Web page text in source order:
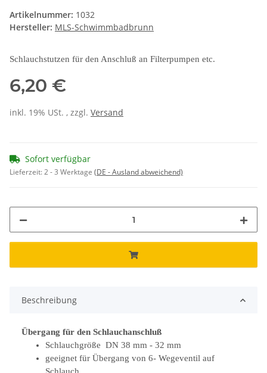
Artikelnummer: 1032
Hersteller: MLS-Schwimmbadbrunn
Schlauchstutzen für den Anschluß an Filterpumpen etc.
6,20 €
inkl. 19% USt. , zzgl. Versand
Sofort verfügbar
Lieferzeit:2 - 3 Werktage (DE - Ausland abweichend)
Beschreibung
Übergang für den Schlauchanschluß
Schlauchgröße DN 38 mm - 32 mm
geeignet für Übergang von 6- Wegeventil auf